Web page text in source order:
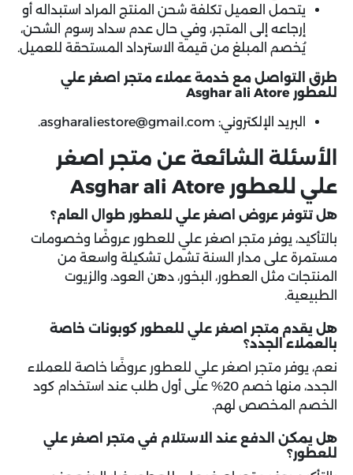
يتحمل العميل تكلفة شحن المنتج المراد استبداله أو
إرجاعه إلى المتجر، وفي حال عدم سداد رسوم الشحن،
يُخصم المبلغ من قيمة الاسترداد المستحقة للعميل.
طرق التواصل مع خدمة عملاء متجر اصغر علي
للعطور Asghar ali Atore
البريد الإلكتروني: asgharaliestore@gmail.com.
الأسئلة الشائعة عن متجر اصغر
علي للعطور Asghar ali Atore
هل تتوفر عروض اصغر علي للعطور طوال العام؟
بالتأكيد، يوفر متجر اصغر علي للعطور عروضًا وخصومات
مستمرة على مدار السنة تشمل تشكيلة واسعة من
المنتجات مثل العطور، البخور، دهن العود، والزيوت
الطبيعية.
هل يقدم متجر اصغر علي للعطور كوبونات خاصة
بالعملاء الجدد؟
نعم، يوفر متجر اصغر علي للعطور عروضًا خاصة للعملاء
الجدد، منها خصم 20% على أول طلب عند استخدام كود
الخصم المخصص لهم.
هل يمكن الدفع عند الاستلام في متجر اصغر علي
للعطور؟